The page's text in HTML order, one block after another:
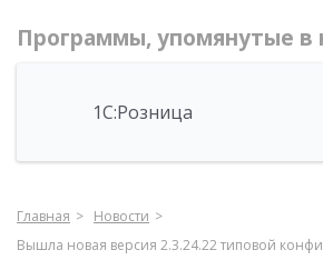
Программы, упомянутые в
1С:Розница
Главная
Новости
Вышла новая версия 2.3.24.22 типовой